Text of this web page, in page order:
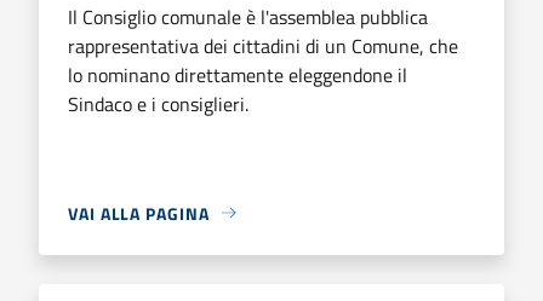
Il Consiglio comunale è l'assemblea pubblica
rappresentativa dei cittadini di un Comune, che
lo nominano direttamente eleggendone il
Sindaco e i consiglieri.
VAI ALLA PAGINA